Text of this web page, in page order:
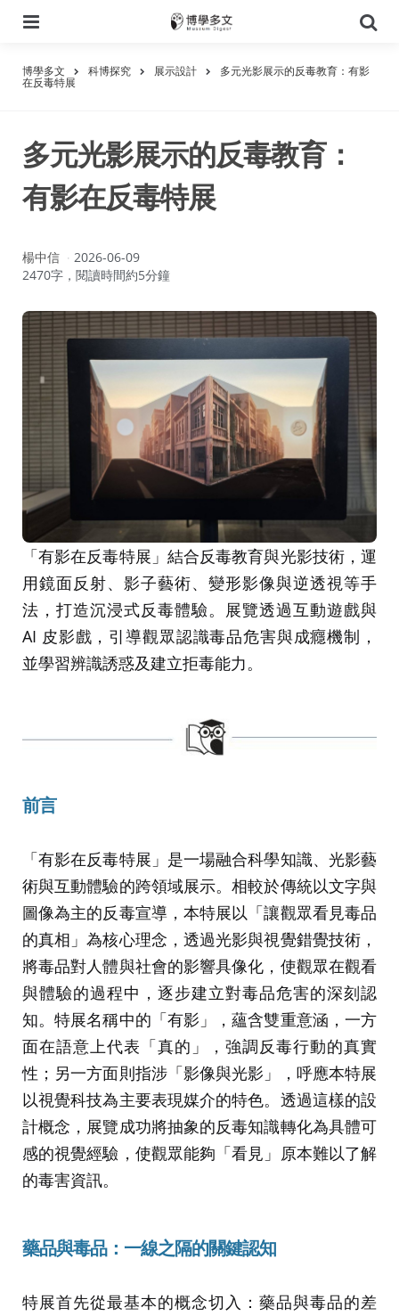
尋
博學多文 科博探究 展示設計 多元光影展示的反毒教育：有影
在反毒特展
多元光影展示的反毒教育：
有影在反毒特展
作
者：
楊中信
2026-06-09
2470字，閱讀時間約5分鐘
「有影在反毒特展」結合反毒教育與光影技術，運
用鏡面反射、影子藝術、變形影像與逆透視等手
法，打造沉浸式反毒體驗。展覽透過互動遊戲與
AI 皮影戲，引導觀眾認識毒品危害與成癮機制，
並學習辨識誘惑及建立拒毒能力。
前言
「有影在反毒特展」是一場融合科學知識、光影藝
術與互動體驗的跨領域展示。相較於傳統以文字與
圖像為主的反毒宣導，本特展以「讓觀眾看見毒品
的真相」為核心理念，透過光影與視覺錯覺技術，
將毒品對人體與社會的影響具像化，使觀眾在觀看
與體驗的過程中，逐步建立對毒品危害的深刻認
知。特展名稱中的「有影」，蘊含雙重意涵，一方
面在語意上代表「真的」，強調反毒行動的真實
性；另一方面則指涉「影像與光影」，呼應本特展
以視覺科技為主要表現媒介的特色。透過這樣的設
計概念，展覽成功將抽象的反毒知識轉化為具體可
感的視覺經驗，使觀眾能夠「看見」原本難以了解
的毒害資訊。
藥品與毒品：一線之隔的關鍵認知
特展首先從最基本的概念切入：藥品與毒品的差